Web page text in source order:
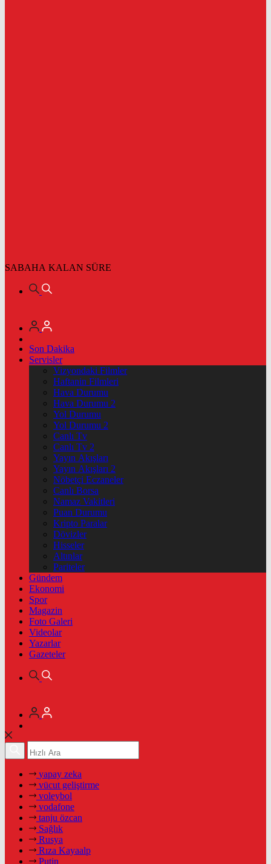
SABAHA KALAN SÜRE
Son Dakika
Servisler
Vizyondaki Filmler
Haftanin Filmleri
Hava Durumu
Hava Durumu 2
Yol Durumu
Yol Durumu 2
Canlı Tv
Canlı Tv 2
Yayın Akışları
Yayın Akışları 2
Nöbetçi Eczaneler
Canlı Borsa
Namaz Vakitleri
Puan Durumu
Kripto Paralar
Dövizler
Hisseler
Altınlar
Pariteler
Gündem
Ekonomi
Spor
Magazin
Foto Galeri
Videolar
Yazarlar
Gazeteler
yapay zeka
vücut geliştirme
voleybol
vodafone
tanju özcan
Sağlık
Rusya
Rıza Kayaalp
Putin